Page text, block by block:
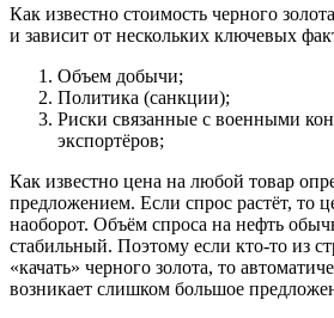
Как известно стоимость черного
и зависит от нескольких ключевых
Объем добычи;
Политика (санкции);
Риски связанные с военными
экспортёров;
Как известно цена на любой товар
предложением. Если спрос растёт, то
наоборот. Объём спроса на нефть
стабильный. Поэтому если кто-то из
«качать» черного золота, то
возникает слишком большое